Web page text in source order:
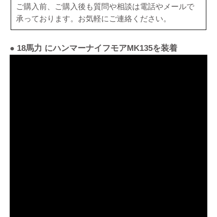
ご購入前、ご購入後も質問や相談は電話やメールで
承っております。お気軽にご連絡ください。
● 18馬力 にハンマーナイフモアMK135を装着